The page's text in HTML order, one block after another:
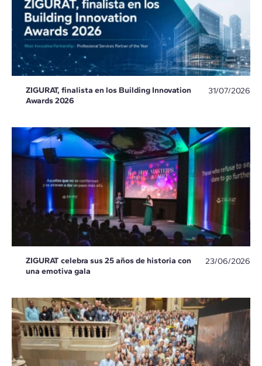
ZIGURAT, finalista en los Building Innovation
Awards 2026
31/07/2026
ZIGURAT celebra sus 25 años de historia con
una emotiva gala
23/06/2026